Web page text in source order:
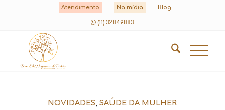
Atendimento Na mídia Blog
(11) 32849883
NOVIDADES ,SAÚDE DA MULHER